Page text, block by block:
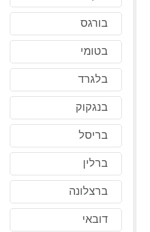
בורגס
בטומי
בלגרד
בנגקוק
בריסל
ברלין
ברצלונה
דובאי